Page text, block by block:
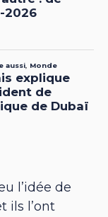
l’idée de
ils l’ont